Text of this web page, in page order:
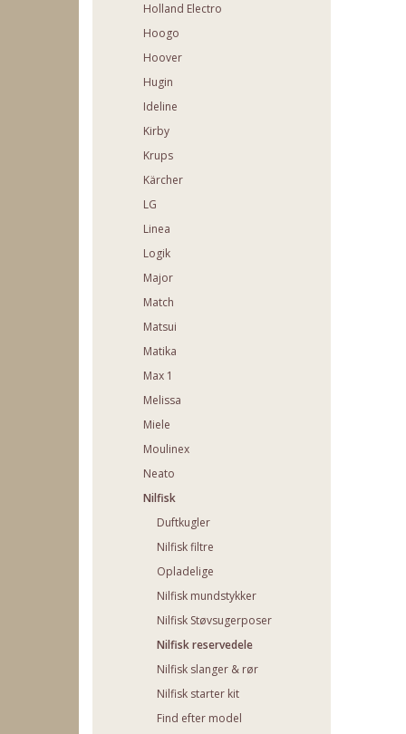
Holland Electro
Hoogo
Hoover
Hugin
Ideline
Kirby
Krups
Kärcher
LG
Linea
Logik
Major
Match
Matsui
Matika
Max 1
Melissa
Miele
Moulinex
Neato
Nilfisk
Duftkugler
Nilfisk filtre
Opladelige
Nilfisk mundstykker
Nilfisk Støvsugerposer
Nilfisk reservedele
Nilfisk slanger & rør
Nilfisk starter kit
Find efter model